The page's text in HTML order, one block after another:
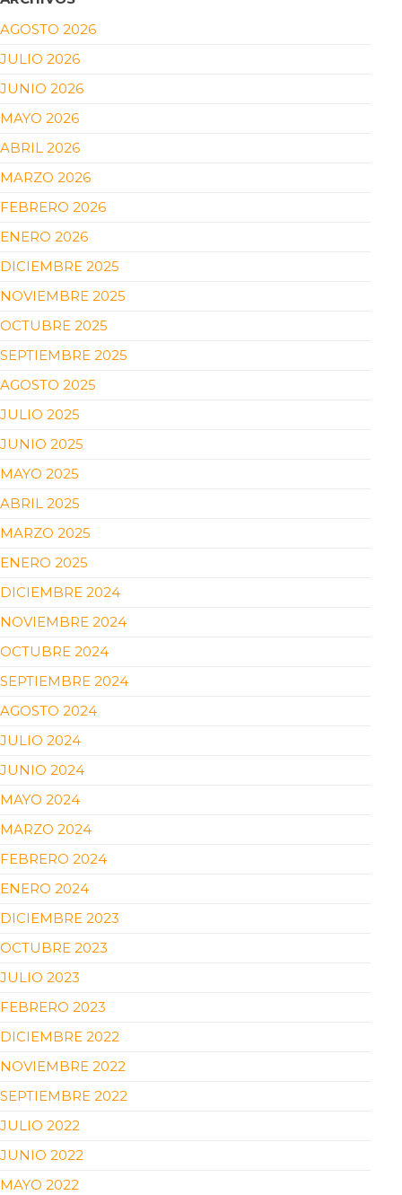
AGOSTO 2026
JULIO 2026
JUNIO 2026
MAYO 2026
ABRIL 2026
MARZO 2026
FEBRERO 2026
ENERO 2026
DICIEMBRE 2025
NOVIEMBRE 2025
OCTUBRE 2025
SEPTIEMBRE 2025
AGOSTO 2025
JULIO 2025
JUNIO 2025
MAYO 2025
ABRIL 2025
MARZO 2025
ENERO 2025
DICIEMBRE 2024
NOVIEMBRE 2024
OCTUBRE 2024
SEPTIEMBRE 2024
AGOSTO 2024
JULIO 2024
JUNIO 2024
MAYO 2024
MARZO 2024
FEBRERO 2024
ENERO 2024
DICIEMBRE 2023
OCTUBRE 2023
JULIO 2023
FEBRERO 2023
DICIEMBRE 2022
NOVIEMBRE 2022
SEPTIEMBRE 2022
JULIO 2022
JUNIO 2022
MAYO 2022